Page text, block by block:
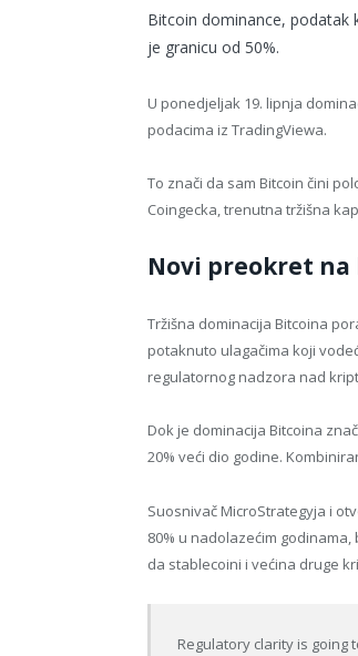
Bitcoin dominance, podatak
je granicu od 50%.
U ponedjeljak 19. lipnja
podacima iz TradingViewa.
To znači da sam Bitcoin čini
Coingecka, trenutna tržišna
Novi preokret
Tržišna dominacija Bitcoina
potaknuto ulagačima koji
regulatornog nadzora nad
Dok je dominacija Bitcoina
20% veći dio godine.
Suosnivač MicroStrategyja i
80% u nadolazećim
da stablecoini i većina druge
Regulatory clarity is going